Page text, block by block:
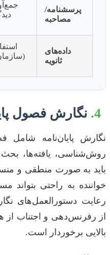
پرسشنامه/
مصاحبه
داده‌های
ثانویه
4. نگارش فصول
نگارش پایان‌نامه شامل
روش‌شناسی، یافته‌ها،
باید به صورت منطقی و
خواننده به راحتی بتواند
رعایت دستورالعمل‌های
از رفرنس‌دهی و اجتناب
بالایی برخوردار است.